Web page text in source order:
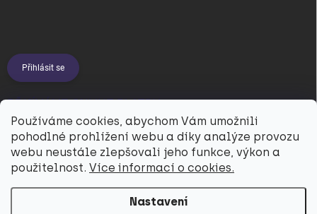
Používáme cookies, abychom Vám umožnili
pohodlné prohlížení webu a díky analýze provozu
webu neustále zlepšovali jeho funkce, výkon a
použitelnost. Více informací o cookies.
Nastavení
Přihlásit se
PŘIJÍMÁME ONLINE PLATBY